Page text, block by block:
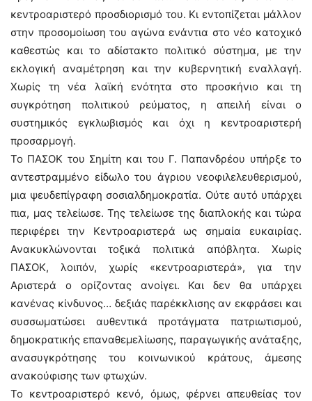
κεντροαριστερό προσδιορισμό του. Κι εντοπίζεται μάλλον
στην προσομοίωση του αγώνα ενάντια στο νέο κατοχικό
καθεστώς και το αδίστακτο πολιτικό σύστημα, με την
εκλογική αναμέτρηση και την κυβερνητική εναλλαγή.
Χωρίς τη νέα λαϊκή ενότητα στο προσκήνιο και τη
συγκρότηση πολιτικού ρεύματος, η απειλή είναι ο
συστημικός εγκλωβισμός και όχι η κεντροαριστερή
προσαρμογή.
Το ΠΑΣΟΚ του Σημίτη και του Γ. Παπανδρέου υπήρξε το
αντεστραμμένο είδωλο του άγριου νεοφιλελευθερισμού,
μια ψευδεπίγραφη σοσιαλδημοκρατία. Ούτε αυτό υπάρχει
πια, μας τελείωσε. Της τελείωσε της διαπλοκής και τώρα
περιφέρει την Κεντροαριστερά ως σημαία ευκαιρίας.
Ανακυκλώνονται τοξικά πολιτικά απόβλητα. Χωρίς
ΠΑΣΟΚ, λοιπόν, χωρίς «κεντροαριστερά», για την
Αριστερά ο ορίζοντας ανοίγει. Και δεν θα υπάρχει
κανένας κίνδυνος… δεξιάς παρέκκλισης αν εκφράσει και
συσσωματώσει αυθεντικά προτάγματα πατριωτισμού,
δημοκρατικής επαναθεμελίωσης, παραγωγικής ανάταξης,
ανασυγκρότησης του κοινωνικού κράτους, άμεσης
ανακούφισης των φτωχών.
Το κεντροαριστερό κενό, όμως, φέρνει απευθείας τον